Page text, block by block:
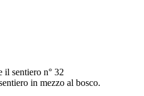
il sentiero n° 32
in mezzo al bosco.